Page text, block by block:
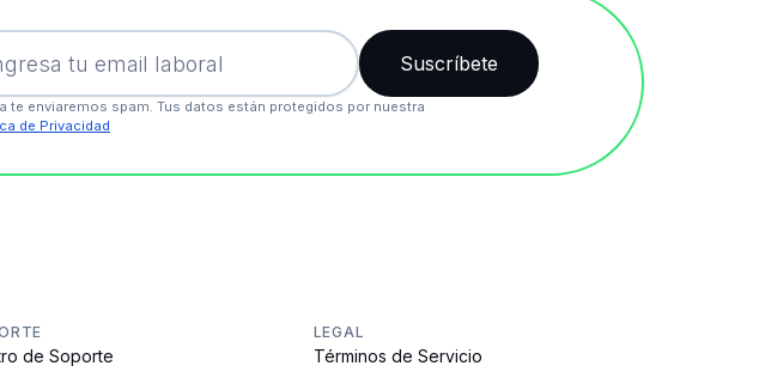
te enviaremos spam. Tus datos están protegidos por nuestra
de Privacidad
de Soporte
LEGAL
Términos de Servicio